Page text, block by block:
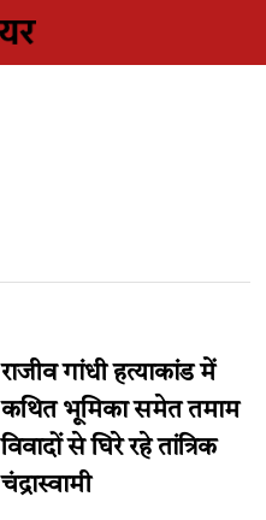
राजीव गांधी हत्याकांड में
कथित भूमिका समेत तमाम
विवादों से घिरे रहे तांत्रिक
चंद्रास्वामी